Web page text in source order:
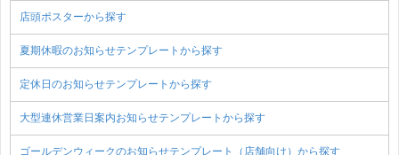
店頭ポスターから探す
夏期休暇のお知らせテンプレートから探す
定休日のお知らせテンプレートから探す
大型連休営業日案内お知らせテンプレートから探す
ゴールデンウィークのお知らせテンプレート（店舗向け）から探す